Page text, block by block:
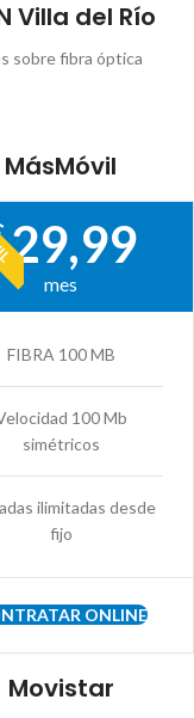
Villa del Río
sobre fibra óptica
MásMóvil
29,99
mes
FIBRA 100 MB
100 Mb
simétricos
ilimitadas desde
fijo
ONLINE
Movistar